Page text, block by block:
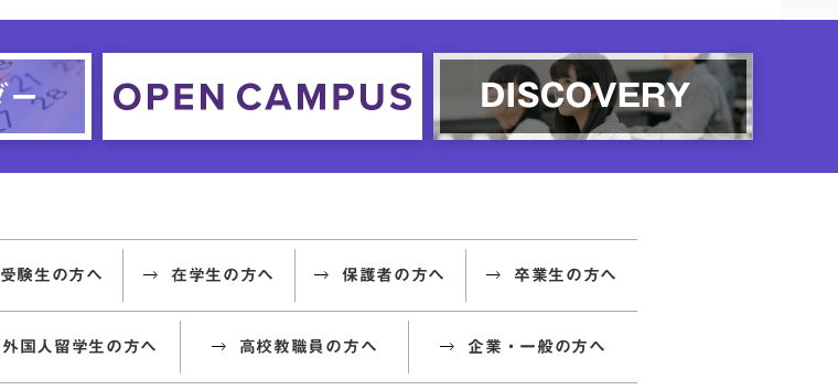
受験生の方へ 在学生の方へ 保護者の方へ 卒業生の方へ
外国人留学生の方へ 高校教職員の方へ 企業・一般の方へ